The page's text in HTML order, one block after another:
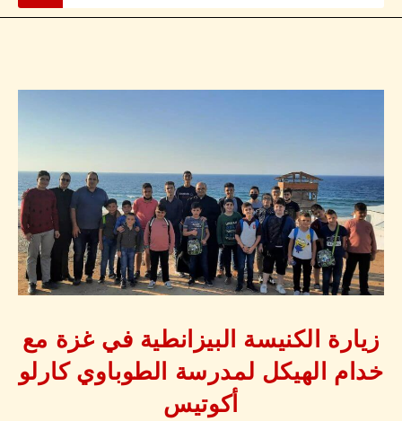
زيارة الكنيسة البيزانطية في غزة مع
خدام الهيكل لمدرسة الطوباوي كارلو
أكوتيس